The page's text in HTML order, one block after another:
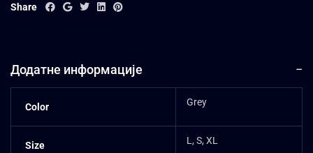
Share
Додатне информације
Color Grey
Size L, S, XL